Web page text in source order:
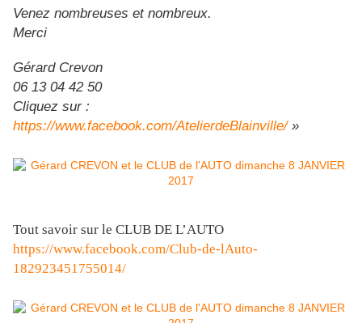
Venez nombreuses et nombreux.
Merci
Gérard Crevon
06 13 04 42 50
Cliquez sur :
https://www.facebook.com/AtelierdeBlainville/»
Tout savoir sur le CLUB DE L’AUTO
https://www.facebook.com/Club-de-lAuto-
182923451755014/